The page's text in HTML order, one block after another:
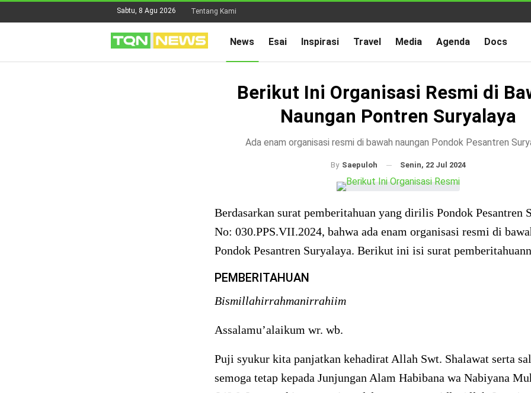
Sabtu, 8 Agu 2026 Tentang Kami
News Esai Inspirasi Travel Media Agenda Docs
Berikut Ini Organisasi Resmi di
Naungan Pontren Suryalaya
Ada enam organisasi resmi di bawah naungan Pondok Pesantren
By Saepuloh Senin, 22 Jul 2024
Berdasarkan surat pemberitahuan yang dirilis Pondok Pesantren
No: 030.PPS.VII.2024, bahwa ada enam organisasi resmi di
Pondok Pesantren Suryalaya. Berikut ini isi surat
PEMBERITAHUAN
Bismillahirrahmanirrahiim
Assalamu’alaikum wr. wb.
Puji syukur kita panjatkan kehadirat Allah Swt. Shalawat serta
semoga tetap kepada Junjungan Alam Habibana wa Nabiyana